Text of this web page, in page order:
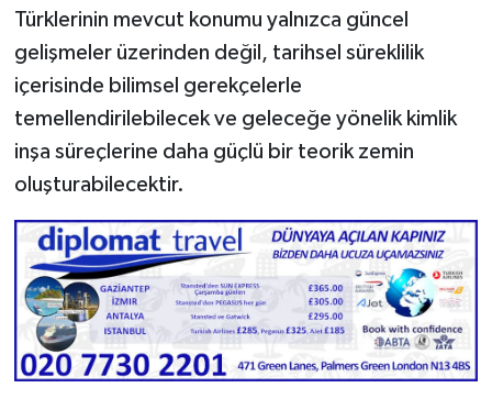
Türklerinin mevcut konumu yalnızca güncel
gelişmeler üzerinden değil, tarihsel süreklilik
içerisinde bilimsel gerekçelerle
temellendirilebilecek ve geleceğe yönelik kimlik
inşa süreçlerine daha güçlü bir teorik zemin
oluşturabilecektir.